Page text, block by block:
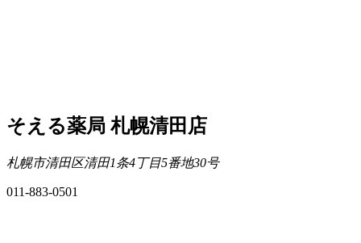
そえる薬局 札幌清田店
札幌市清田区清田1条4丁目5番地30号
011-883-0501